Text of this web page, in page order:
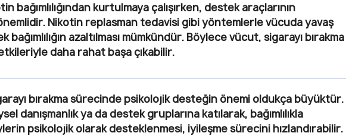
bağımlılığından kurtulmaya çalışırken, destek araçlarının
önemlidir. Nikotin replasman tedavisi gibi yöntemlerle vücuda yavaş
azaltılması mümkündür. Böylece vücut, sigarayı bırakma
daha rahat başa çıkabilir.
bırakma sürecinde psikolojik desteğin önemi oldukça büyüktür.
danışmanlık ya da destek gruplarına katılarak, bağımlılıkla
psikolojik olarak desteklenmesi, iyileşme sürecini hızlandırabilir.